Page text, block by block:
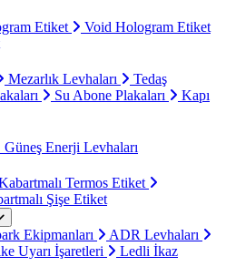
Etiket
Void Hologram Etiket
Mezarlık Levhaları
Tedaş
Su Abone Plakaları
Kapı
Güneş Enerji Levhaları
Termos Etiket
Şişe Etiket
Ekipmanları
ADR Levhaları
Uyarı İşaretleri
Ledli İkaz